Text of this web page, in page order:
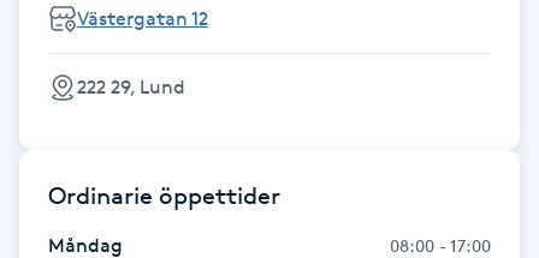
Fotsvamp
Fotvård
Fransar
Västergatan 12
222 29, Lund
Ordinarie öppettider
Måndag 08:00 - 17:00